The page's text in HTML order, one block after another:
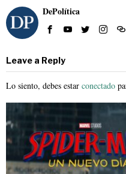
DePolítica
Leave a Reply
Lo siento, debes estar conectado